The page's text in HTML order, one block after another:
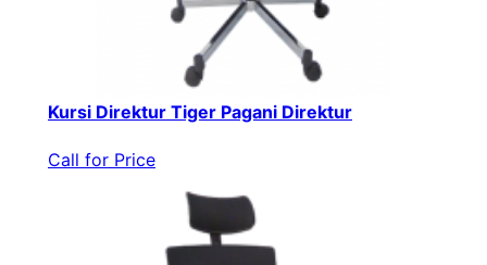
Kursi Direktur Tiger Pagani Direktur
Call for Price